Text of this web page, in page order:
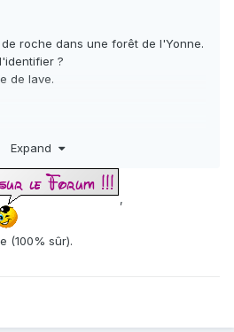
roche dans une forêt de l'Yonne.
?
de lave.
Expand
,
(100% sûr).